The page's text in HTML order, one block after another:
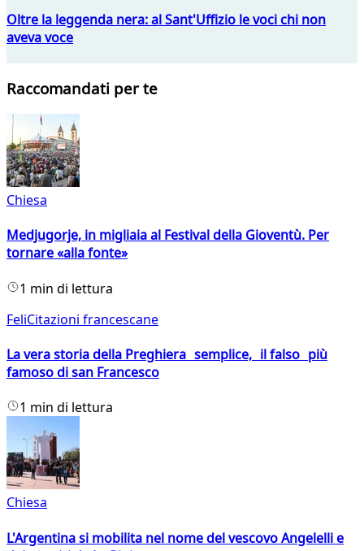
Oltre la leggenda nera: al Sant'Uffizio le voci chi non
aveva voce
Raccomandati per te
Chiesa
Medjugorje, in migliaia al Festival della Gioventù. Per
tornare «alla fonte»
1 min di lettura
FeliCitazioni francescane
La vera storia della Preghiera semplice, il falso più
famoso di san Francesco
1 min di lettura
Chiesa
L'Argentina si mobilita nel nome del vescovo Angelelli e